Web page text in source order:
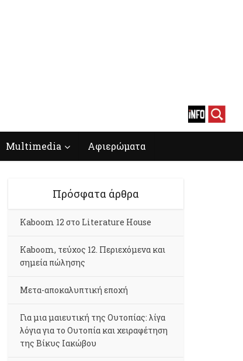
Multimedia Αφιερώματα
Πρόσφατα άρθρα
Kaboom 12 στο Literature House
Kaboom, τεύχος 12. Περιεχόμενα και
σημεία πώλησης
Μετα-αποκαλυπτική εποχή
Για μια μαιευτική της Ουτοπίας: λίγα
λόγια για το Ουτοπία και χειραφέτηση
της Βίκυς Ιακώβου